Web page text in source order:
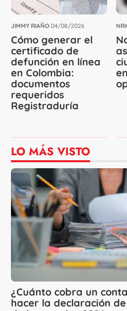
JIMMY RIAÑO 04/08/2026
Cómo generar el
certificado de
defunción en línea
en Colombia:
documentos
requeridos
Registraduría
LO MÁS VISTO
¿Cuánto cobra un
hacer la declaración